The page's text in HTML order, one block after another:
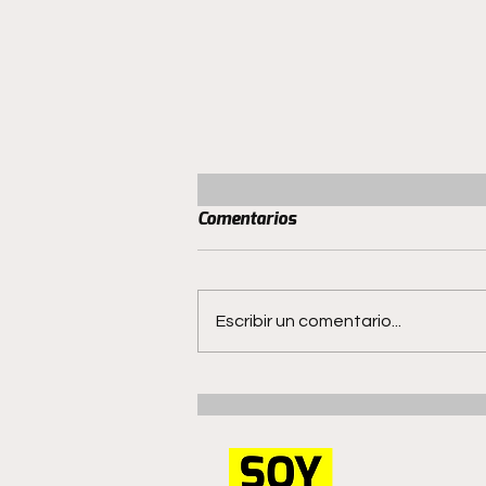
Comentarios
Escribir un comentario...